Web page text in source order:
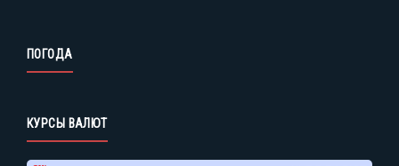
ПОГОДА
КУРСЫ ВАЛЮТ